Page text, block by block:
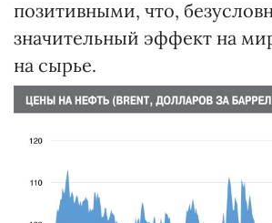
позитивными, что,
значительный эффект на
на сырье.